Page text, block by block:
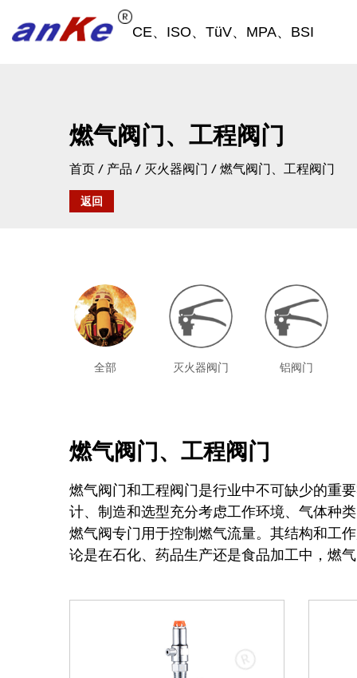
CE、ISO、TüV、MPA、BSI
燃气阀门、工程阀门
首页 / 产品 / 灭火器阀门 / 燃气阀门、工程阀门
返回
全部 灭火器阀门 铝阀门
燃气阀门、工程阀门
燃气阀门和工程阀门是行业中不可缺少的重
计、制造和选型充分考虑工作环境、气体种
燃气阀专门用于控制燃气流量。其结构和工
论是在石化、药品生产还是食品加工中，燃
的流体冲击和高温。工程阀门的设计和制造
流量，以合理利用水资源；在电力工程中，